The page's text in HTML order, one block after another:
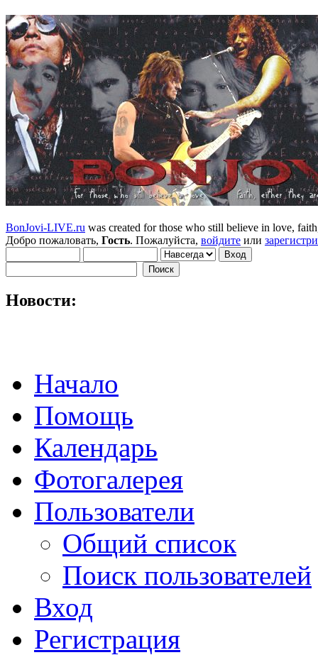
BonJovi-LIVE.ru was created for those who still believe in love,
Добро пожаловать, Гость. Пожалуйста, войдите или
Новости:
Начало
Помощь
Календарь
Фотогалерея
Пользователи
Общий список
Поиск пользователей
Вход
Регистрация